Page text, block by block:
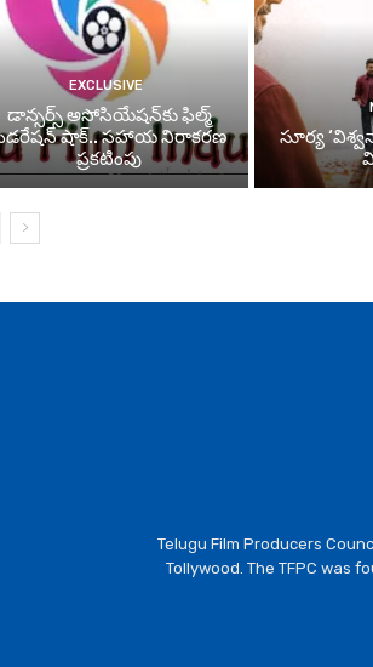
EXCLUSIVE
డాన్సర్స్ అసోసియేషన్‌కు ఫిల్మ్
షాక్.. సహాయ నిరాకరణ
ప్రకటింపు
సూర్య
Telugu Film Producers
Tollywood. The TFPC was